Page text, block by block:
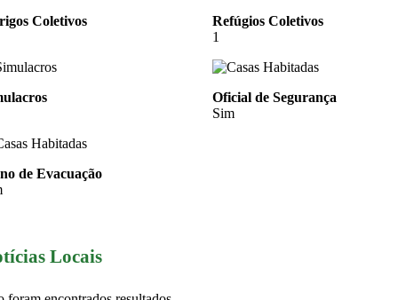
Coletivos
Refúgios Coletivos
1
Oficial de Segurança
Sim
de Evacuação
Locais